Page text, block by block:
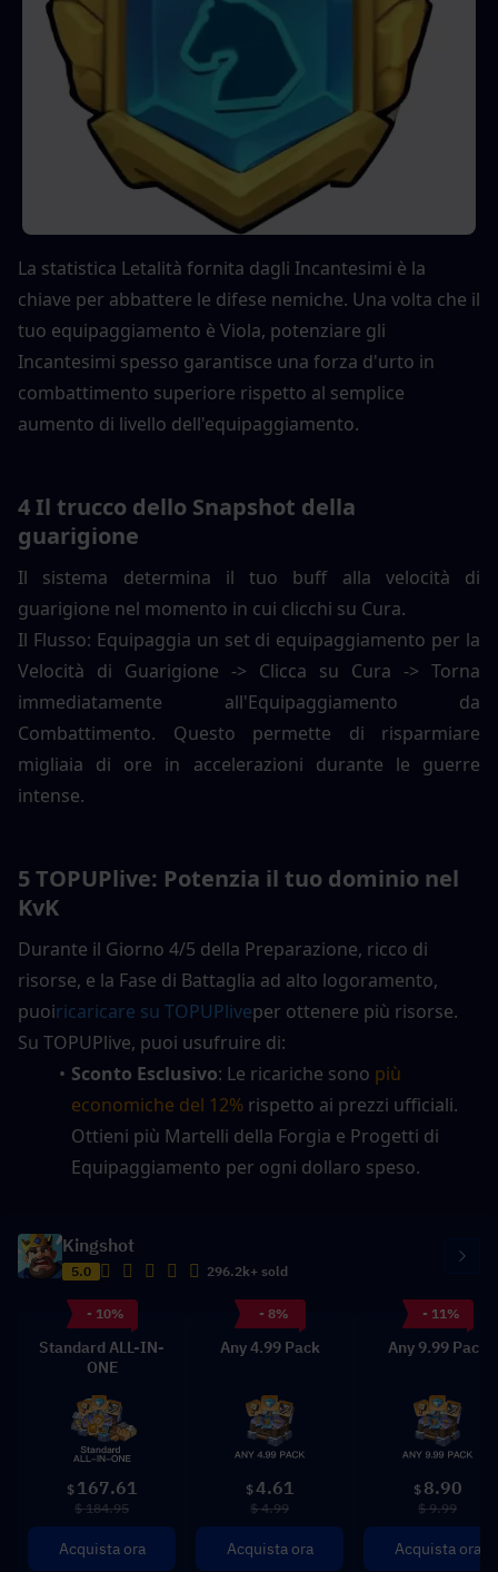
La statistica Letalità fornita dagli Incantesimi è la
chiave per abbattere le difese nemiche. Una volta che il
tuo equipaggiamento è Viola, potenziare gli
Incantesimi spesso garantisce una forza d'urto in
combattimento superiore rispetto al semplice
aumento di livello dell'equipaggiamento.
4 Il trucco dello Snapshot della
guarigione
Il sistema determina il tuo buff alla velocità di
guarigione nel momento in cui clicchi su Cura.
Il Flusso: Equipaggia un set di equipaggiamento per la
Velocità di Guarigione -> Clicca su Cura -> Torna
immediatamente all'Equipaggiamento da
Combattimento. Questo permette di risparmiare
migliaia di ore in accelerazioni durante le guerre
intense.
5 TOPUPlive: Potenzia il tuo dominio nel
KvK
Durante il Giorno 4/5 della Preparazione, ricco di
risorse, e la Fase di Battaglia ad alto logoramento,
puoiricaricare su TOPUPliveper ottenere più risorse.
Su TOPUPlive, puoi usufruire di:
Sconto Esclusivo: Le ricariche sono più
economiche del 12% rispetto ai prezzi ufficiali.
Ottieni più Martelli della Forgia e Progetti di
Equipaggiamento per ogni dollaro speso.
Kingshot
5.0 296.2k+ sold
- 10%
Standard ALL-IN-
ONE
$ 167.61
$ 184.95
Acquista ora
- 8%
Any 4.99 Pack
$4.61
$ 4.99
Acquista ora
- 11%
Any 9.99 Pack
$ 8.90
$ 9.99
Acquista ora